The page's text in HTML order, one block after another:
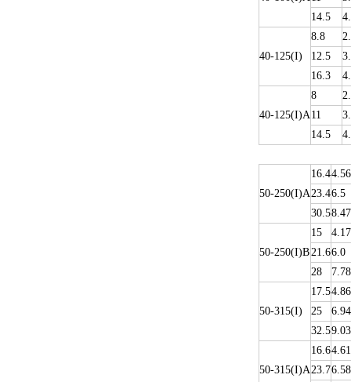
14.5
40-125(I)
8.8
12.5
16.3
40-125(I)A
8
11
14.5
50-250(I)A
16.44.56
23.46.5
30.58.47
50-250(I)B
15
4.17
21.66.0
28
7.78
50-315(I)
17.54.86
25
6.94
32.59.03
50-315(I)A
16.64.61
23.76.58